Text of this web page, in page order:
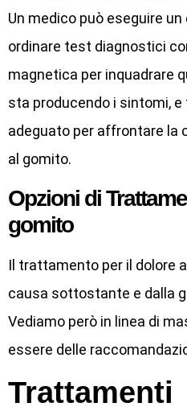
Un medico può eseguire
ordinare test diagnostici
magnetica per inquadrare
sta producendo i sintomi,
adeguato per affrontare la
al gomito.
Opzioni di
gomito
Il trattamento per il dolore
causa sottostante e dalla
Vediamo però in linea di
essere delle
Trattamenti